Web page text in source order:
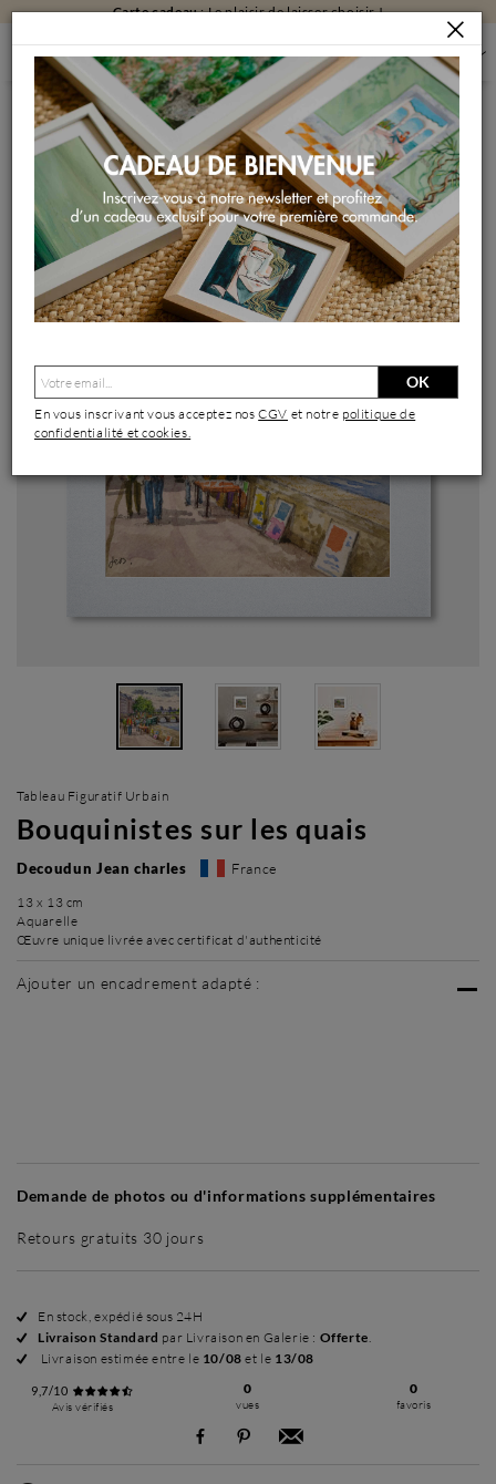
Carte cadeau: Le plaisir de laisser choisir !
PEINTURES PEINTURES PAR FORMAT
PEINTURES PETIT FORMAT
BOUQUINISTES SUR LES QUAIS
Peinture Bouquinistes sur les quais par Decoudun Jean
charles | Tableau Figuratif Urbain Aquarelle
Tableau Figuratif Urbain
Bouquinistes sur les quais
Decoudun Jean charles France
13 x 13 cm
Aquarelle
Œuvre unique livrée avec certificat d'authenticité
Ajouter un encadrement adapté :
Demande de photos ou d'informations supplémentaires
Retours gratuits 30 jours
En stock, expédié sous 24H
Livraison Standard par Livraison en Galerie : Offerte.
Livraison estimée entre le 10/08 et le 13/08
9,7/10
Avis vérifiés
0
vues
0
favoris
OK
En vous inscrivant vous acceptez nosCGV et notre politique de
confidentialité et cookies.